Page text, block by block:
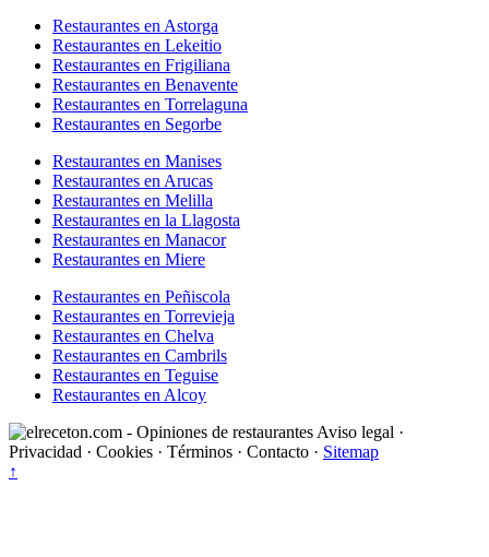
Restaurantes en Astorga
Restaurantes en Lekeitio
Restaurantes en Frigiliana
Restaurantes en Benavente
Restaurantes en Torrelaguna
Restaurantes en Segorbe
Restaurantes en Manises
Restaurantes en Arucas
Restaurantes en Melilla
Restaurantes en la Llagosta
Restaurantes en Manacor
Restaurantes en Miere
Restaurantes en Peñiscola
Restaurantes en Torrevieja
Restaurantes en Chelva
Restaurantes en Cambrils
Restaurantes en Teguise
Restaurantes en Alcoy
Aviso legal ·
Privacidad · Cookies · Términos · Contacto · Sitemap
↑